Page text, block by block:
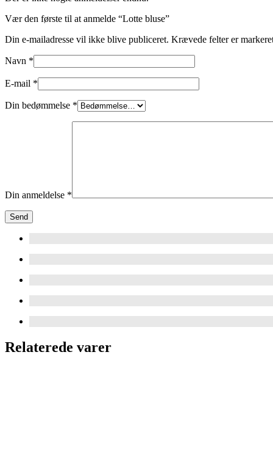
Vær den første til at anmelde “Lotte bluse”
Din e-mailadresse vil ikke blive publiceret. Krævede felter er
Navn *
E-mail *
Din bedømmelse *
Din anmeldelse *
Relaterede varer